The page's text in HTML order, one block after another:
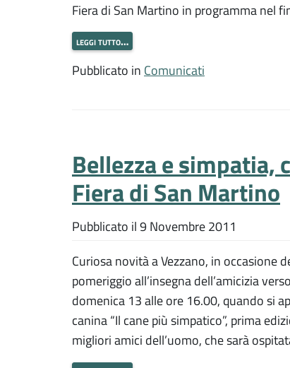
Fiera di San Martino in programma nel
leggi tutto…
Pubblicato in Comunicati
Bellezza e simpatia,
Fiera di San Martino
Pubblicato il 9 Novembre 2011
Curiosa novità a Vezzano, in occasione
pomeriggio all’insegna dell’amicizia
domenica 13 alle ore 16.00, quando si
canina “Il cane più simpatico”, prima
migliori amici dell’uomo, che sarà